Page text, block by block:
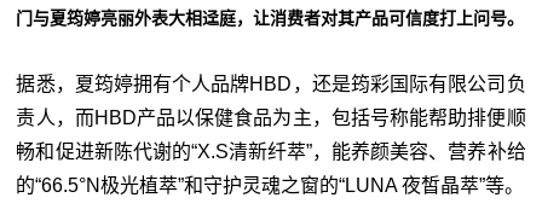
门与夏筠婷亮丽外表大相迳庭，让消费者对其产品可信度打上问号。
据悉，夏筠婷拥有个人品牌HBD，还是筠彩国际有限公司负
责人，而HBD产品以保健食品为主，包括号称能帮助排便顺
畅和促进新陈代谢的“X.S清新纤萃”，能养颜美容、营养补给
的“66.5°N极光植萃”和守护灵魂之窗的“LUNA 夜皙晶萃”等。